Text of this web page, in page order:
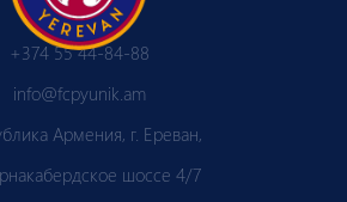
+374 55 44-84-88
info@fcpyunik.am
Армения, г. Ереван,
шоссе 4/7